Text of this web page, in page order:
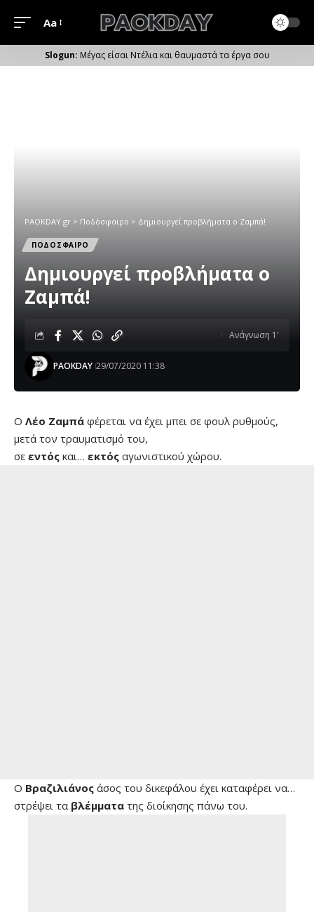
Μέγεθος
Γραμματοσειράς
Aa
Μέγας είσαι Ντέλια και θαυμαστά τα έργα σου
PAOKDAY.gr > Ποδόσφαιρο > Δημιουργεί προβλήματα ο Ζαμπά!
ΠΟΔΟΣΦΑΙΡΟ
Δημιουργεί προβλήματα ο
Ζαμπά!
PAOKDAY 29/07/2020 11:38
Ανάγνωση 1'
Ο Λέο Ζαμπά φέρεται να έχει μπει σε φουλ ρυθμούς,
μετά τον τραυματισμό του,
σε εντός και… εκτός αγωνιστικού χώρου.
Ο Βραζιλιάνος άσος του δικεφάλου έχει καταφέρει να…
στρέψει τα βλέμματα της διοίκησης πάνω του.